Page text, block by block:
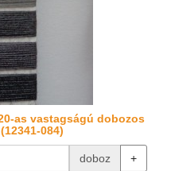
as vastagságú dobozos
084)
doboz +